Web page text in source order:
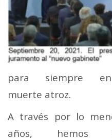
para siempre
muerte atroz.
A través por lo
años, hemos